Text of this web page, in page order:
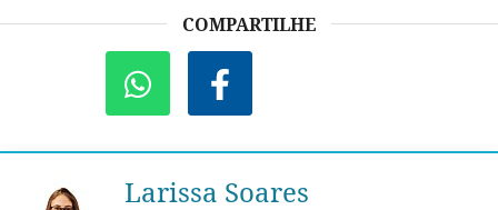
COMPARTILHE
Larissa Soares